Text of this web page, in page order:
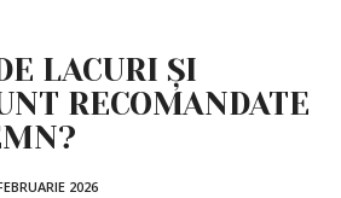
LACURI ȘI
RECOMANDATE
2026